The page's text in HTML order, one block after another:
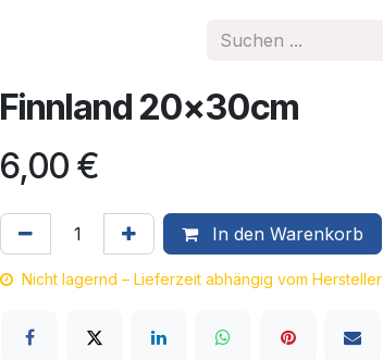
Finnland 20x30cm
6,00 €
In den Warenkorb
Nicht lagernd – Lieferzeit abhängig vom Hersteller